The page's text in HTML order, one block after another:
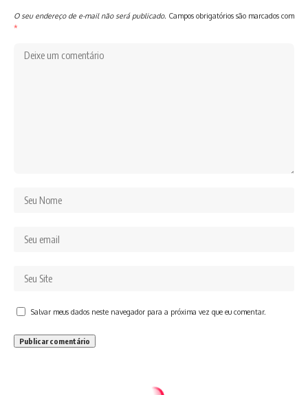
O seu endereço de e-mail não será publicado. Campos obrigatórios são marcados com
*
Salvar meus dados neste navegador para a próxima vez que eu comentar.